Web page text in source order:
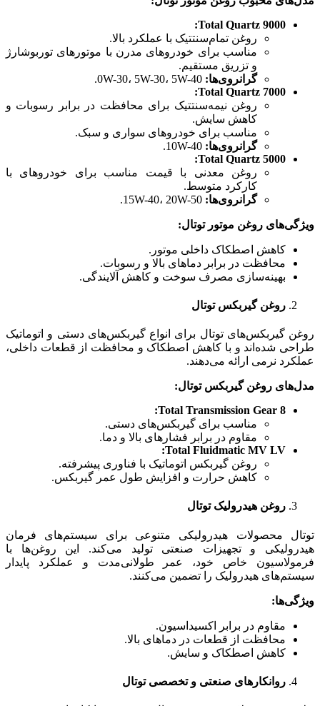
Total Quartz 9000:
روغن تمام‌سنتتیک با عملکرد بالا.
مناسب برای خودروهای مدرن با موتورهای توربوشارژ
و تزریق مستقیم.
گرانروی‌ها:
Total Quartz 7000:
روغن نیمه‌سنتتیک برای محافظت در برابر رسوبات و
کاهش سایش.
مناسب برای خودروهای سواری و سبک.
گرانروی‌ها:
Total Quartz 5000:
روغن معدنی با قیمت مناسب برای خودروهای با
کارکرد متوسط.
گرانروی‌ها:
ویژگی‌های روغن موتور توتال:
کاهش اصطکاک داخلی موتور.
محافظت در برابر دماهای بالا و رسوبات.
بهینه‌سازی مصرف سوخت و کاهش آلایندگی.
روغن گیربکس توتال
روغن گیربکس‌های توتال برای انواع گیربکس‌های دستی و اتوماتیک
طراحی شده‌اند و با کاهش اصطکاک و محافظت از قطعات داخلی،
عملکرد نرمی ارائه می‌دهند.
مدل‌های روغن گیربکس توتال:
Total Transmission Gear 8:
مناسب برای گیربکس‌های دستی.
مقاوم در برابر فشارهای بالا و دما.
Total Fluidmatic MV LV:
روغن گیربکس اتوماتیک با فناوری پیشرفته.
کاهش حرارت و افزایش طول عمر گیربکس.
روغن هیدرولیک توتال
توتال محصولات هیدرولیکی متنوعی برای سیستم‌های فرمان
هیدرولیکی و تجهیزات صنعتی تولید می‌کند. این روغن‌ها با
فرمولاسیون خاص خود، عمر طولانی‌مدت و عملکرد پایدار
سیستم‌های هیدرولیک را تضمین می‌کنند.
ویژگی‌ها:
مقاوم در برابر اکسیداسیون.
محافظت از قطعات در دماهای بالا.
کاهش اصطکاک و سایش.
روانکارهای صنعتی و تخصصی توتال